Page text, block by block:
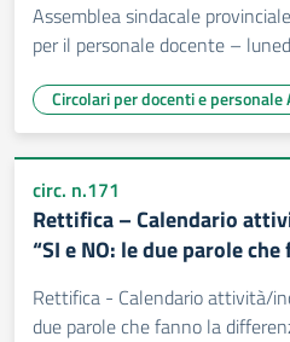
Assemblea sindacale
per il personale docente –
Circolari per docenti e personale
circ. n.171
Rettifica – Calendario
“SI e NO: le due parole
Rettifica - Calendario attività/
due parole che fanno la